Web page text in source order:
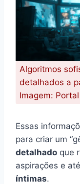
Algoritmos
detalhados a
Imagem: Portal
Essas
para criar um
detalhado que
aspirações e
íntimas.